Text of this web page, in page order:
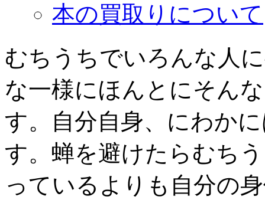
本の買取りについて
むちうちでいろんな人
な一様にほんとにそん
す。自分自身、にわか
す。蝉を避けたらむち
っているよりも自分の